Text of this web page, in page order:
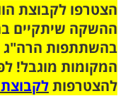
ההשקה שיתקיים
בהשתתפות הרה"ג
המקומות מוגבל!
להצטרפות